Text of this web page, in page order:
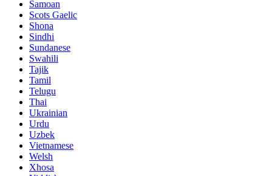
Samoan
Scots Gaelic
Shona
Sindhi
Sundanese
Swahili
Tajik
Tamil
Telugu
Thai
Ukrainian
Urdu
Uzbek
Vietnamese
Welsh
Xhosa